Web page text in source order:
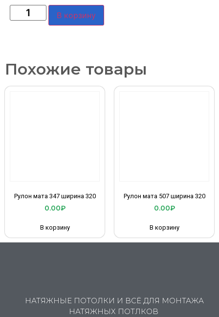
В корзину
Похожие товары
Рулон мата 347 ширина 320
0.00₽
В корзину
Рулон мата 507 ширина 320
0.00₽
В корзину
НАТЯЖНЫЕ ПОТОЛКИ И ВСЁ ДЛЯ МОНТАЖА
НАТЯЖНЫХ ПОТЛКОВ